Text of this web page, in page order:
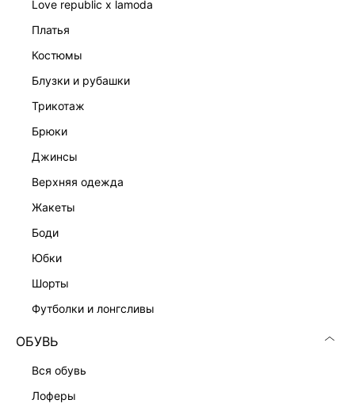
love republic x lamoda
платья
костюмы
блузки и рубашки
трикотаж
брюки
джинсы
верхняя одежда
жакеты
боди
юбки
шорты
футболки и лонгсливы
ОБУВЬ
вся обувь
лоферы